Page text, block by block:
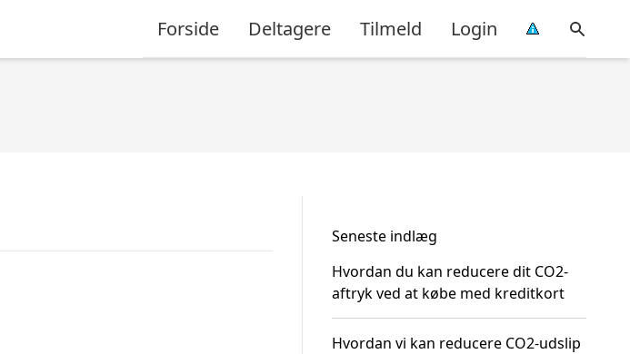
Forside Deltagere Tilmeld Login
Seneste indlæg
Hvordan du kan reducere dit CO2-
aftryk ved at købe med kreditkort
Hvordan vi kan reducere CO2-udslip